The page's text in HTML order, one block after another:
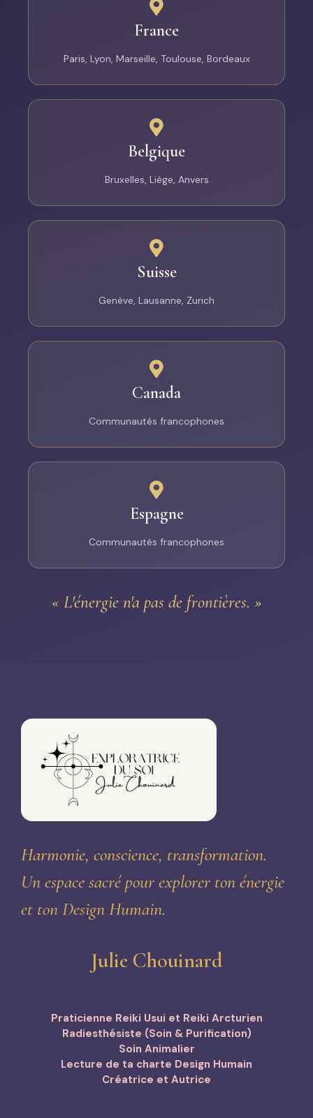
France
Paris, Lyon, Marseille, Toulouse, Bordeaux
Belgique
Bruxelles, Liège, Anvers
Suisse
Genève, Lausanne, Zurich
Canada
Communautés francophones
Espagne
Communautés francophones
« L'énergie n'a pas de frontières. »
Harmonie, conscience, transformation.
Un espace sacré pour explorer ton énergie
et ton Design Humain.
Julie Chouinard
Praticienne Reiki Usui et Reiki Arcturien
Radiesthésiste (Soin & Purification)
Soin Animalier
Lecture de ta charte Design Humain
Créatrice et Autrice